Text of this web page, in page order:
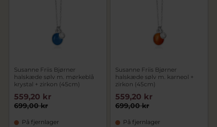
Susanne Friis Bjørner
halskæde sølv m. mørkeblå
krystal + zirkon (45cm)
699,00 kr
559,20 kr
På fjernlager
Susanne Friis Bjørner
halskæde sølv m. karneol +
zirkon (45cm)
699,00 kr
559,20 kr
På fjernlager